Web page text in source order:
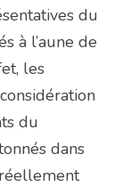
du
à l’aune de
les
du
dans